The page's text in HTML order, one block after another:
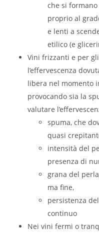
che si
proprio al
e lenti a
etilico (e
Vini frizzanti e per
l’effervescenza
libera nel momento
provocando sia la
valutare
spuma, che
quasi
intensità del
presenza di
grana del
ma fine,
persistenza
continuo
Nei vini fermi o